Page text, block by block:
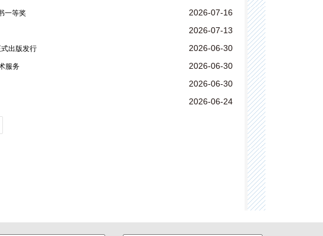
一等奖 2026-07-16
2026-07-13
出版发行 2026-06-30
服务 2026-06-30
2026-06-30
2026-06-24